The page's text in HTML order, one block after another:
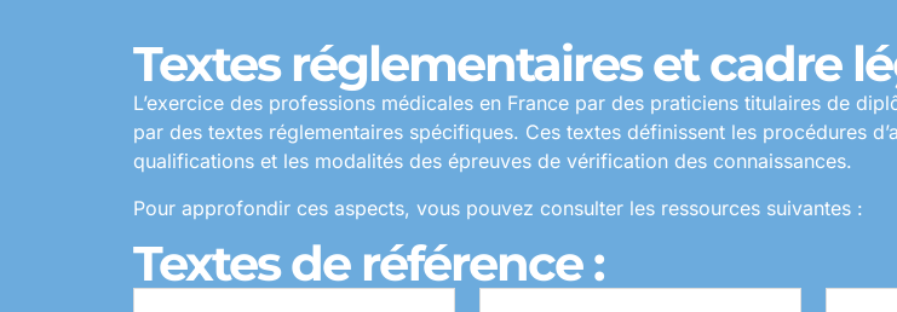
Textes réglementaires et cadre
L’exercice des professions médicales en France par des praticiens titulaires de
par des textes réglementaires spécifiques. Ces textes définissent les procédures
qualifications et les modalités des épreuves de vérification des connaissances.
Pour approfondir ces aspects, vous pouvez consulter les ressources suivantes :
Textes de référence :